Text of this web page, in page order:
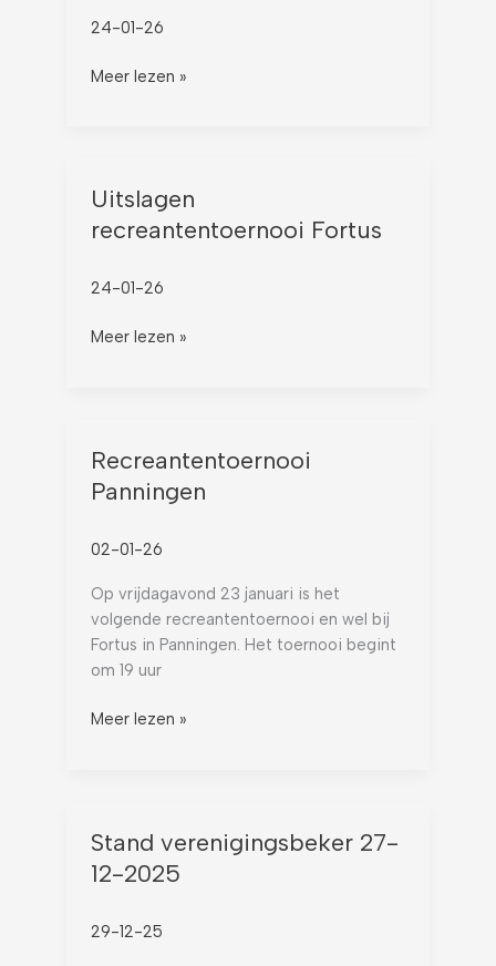
24-01-26
2026
Meer lezen »
Uitslagen
recreantentoernooi Fortus
24-01-26
Uitslagen
recreantentoernooi
Fortus
Meer lezen »
Recreantentoernooi
Panningen
02-01-26
Op vrijdagavond 23 januari is het
volgende recreantentoernooi en wel bij
Fortus in Panningen. Het toernooi begint
om 19 uur
Recreantentoernooi
Panningen
Meer lezen »
Stand verenigingsbeker 27-
12-2025
29-12-25
Stand
verenigingsbeker
27-
2025